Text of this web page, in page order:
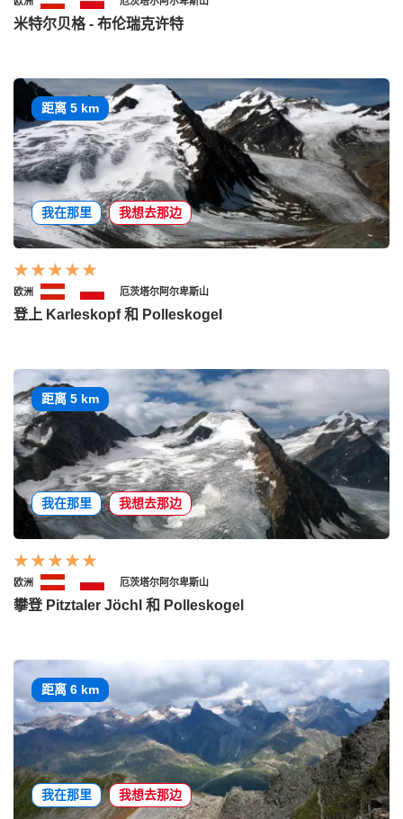
米特尔贝格 - 布伦瑞克许特
距离 5 km
我在那里 我想去那边
欧洲 厄茨塔尔阿尔卑斯山
登上 Karleskopf 和 Polleskogel
距离 5 km
我在那里 我想去那边
欧洲 厄茨塔尔阿尔卑斯山
攀登 Pitztaler Jöchl 和 Polleskogel
距离 6 km
我在那里 我想去那边